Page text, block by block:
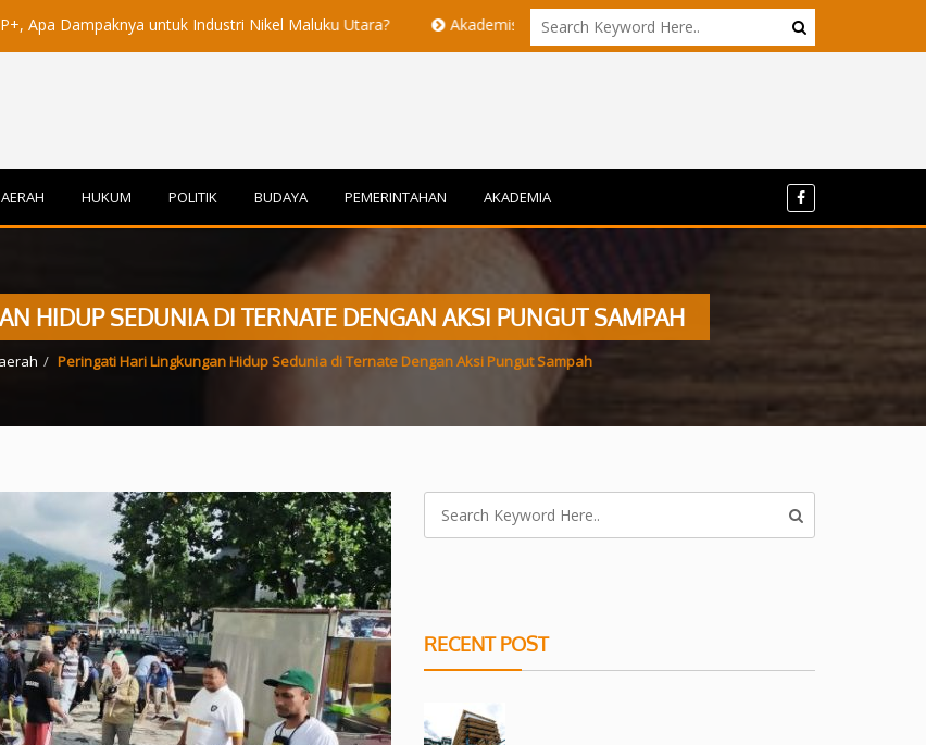
untuk Industri Nikel Maluku Utara? Akademisi UI dan ITB Menyoroti Tata Kelola dan Tantangan Hilirisasi Nikel di
HUKUM POLITIK BUDAYA PEMERINTAHAN AKADEMIA
HIDUP SEDUNIA DI TERNATE DENGAN AKSI PUNGUT SAMPAH
Peringati Hari Lingkungan Hidup Sedunia di Ternate Dengan Aksi Pungut Sampah
RECENT POST